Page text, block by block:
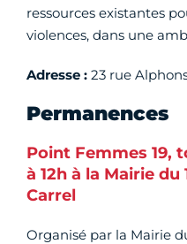
ressources existantes
violences, dans une
Adresse : 23 rue
Permanences
Point Femmes 19,
à 12h à la Mairie du
Carrel
Organisé par la Mairie